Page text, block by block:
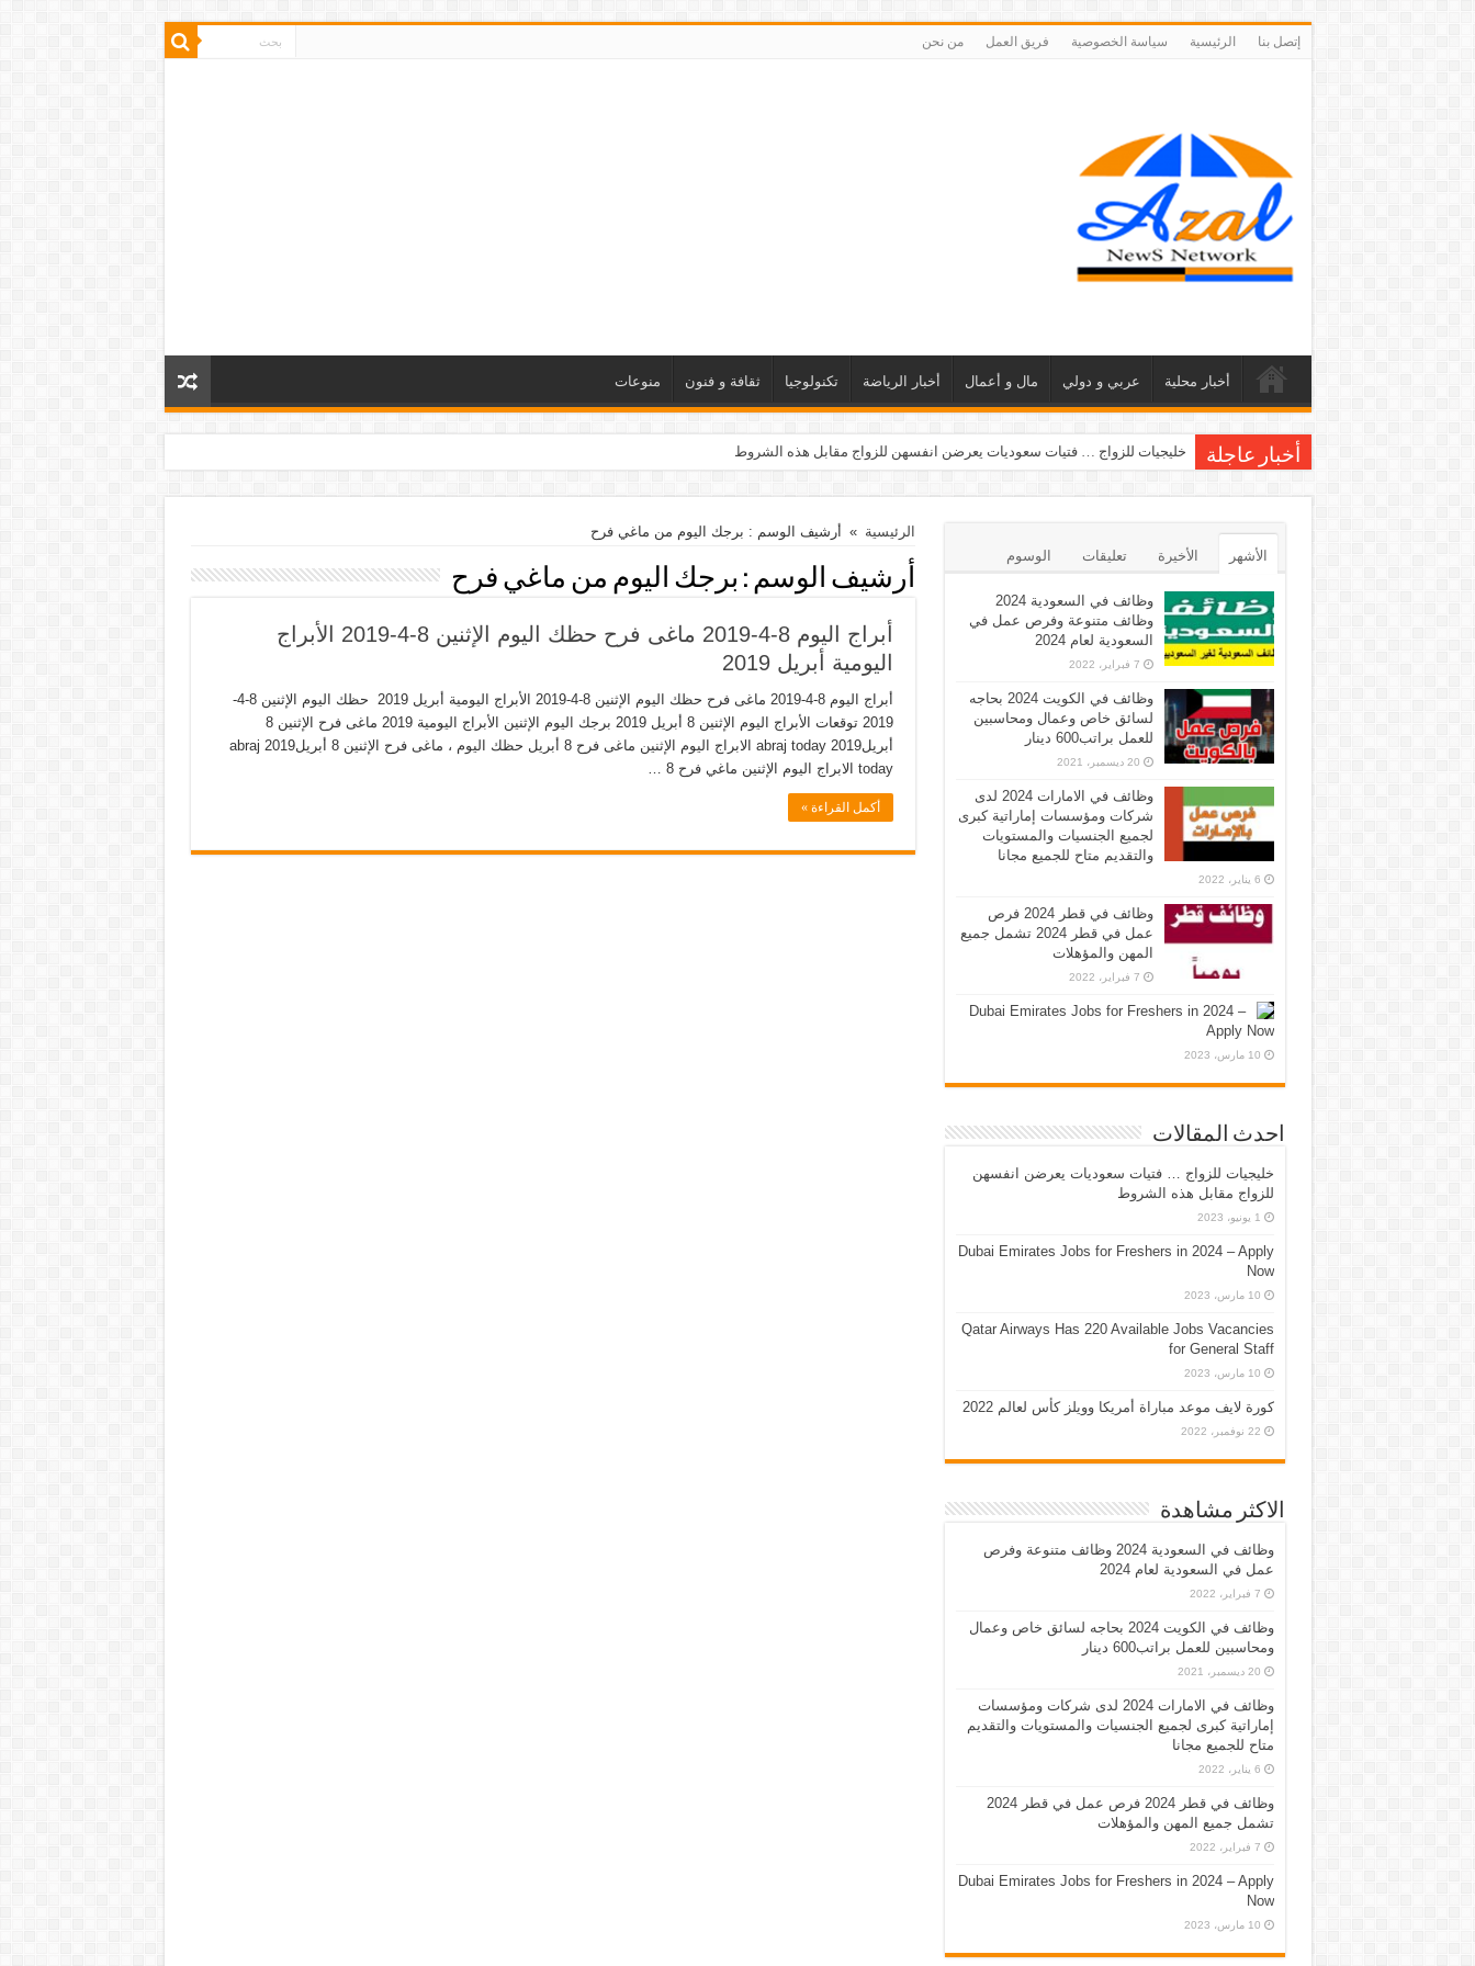
إتصل بنا الرئيسية سياسة الخصوصية فريق العمل من نحن
أخبار محلية عربي و دولي مال و أعمال أخبار الرياضة تكنولوجيا ثقافة و فنون منوعات
أخبار عاجلة خليجيات للزواج … فتيات سعوديات يعرضن انفسهن للزواج مقابل هذه الشروط
الرئيسية » أرشيف الوسم : برجك اليوم من ماغي فرح
أرشيف الوسم : برجك اليوم من ماغي فرح
أبراج اليوم 8-4-2019 ماغى فرح حظك اليوم الإثنين 8-4-2019 الأبراج
اليومية أبريل 2019
أبراج اليوم 8-4-2019 ماغى فرح حظك اليوم الإثنين 8-4-2019 الأبراج اليومية أبريل 2019 حظك اليوم الإثنين 8-4-
2019 توقعات الأبراج اليوم الإثنين 8 أبريل 2019 برجك اليوم الإثنين الأبراج اليومية 2019 ماغى فرح الإثنين 8
أبريل2019 abraj today الابراج اليوم الإثنين ماغى فرح 8 أبريل حظك اليوم ، ماغى فرح الإثنين 8 أبريل2019 abraj
today الابراج اليوم الإثنين ماغي فرح 8 …
أكمل القراءة »
الأشهر الأخيرة تعليقات الوسوم
وظائف في السعودية 2024
وظائف متنوعة وفرص عمل في
السعودية لعام 2024
7 فبراير، 2022
وظائف في الكويت 2024 بحاجه
لسائق خاص وعمال ومحاسبين
للعمل براتب600 دينار
20 ديسمبر، 2021
وظائف في الامارات 2024 لدى
شركات ومؤسسات إماراتية كبرى
لجميع الجنسيات والمستويات
والتقديم متاح للجميع مجانا
6 يناير، 2022
وظائف في قطر 2024 فرص
عمل في قطر 2024 تشمل جميع
المهن والمؤهلات
7 فبراير، 2022
Dubai Emirates Jobs for Freshers in 2024 –
Apply Now
10 مارس، 2023
احدث المقالات
خليجيات للزواج … فتيات سعوديات يعرضن انفسهن
للزواج مقابل هذه الشروط
1 يونيو، 2023
Dubai Emirates Jobs for Freshers in 2024 – Apply
Now
10 مارس، 2023
Qatar Airways Has 220 Available Jobs Vacancies
for General Staff
10 مارس، 2023
كورة لايف موعد مباراة أمريكا وويلز كأس لعالم 2022
22 نوفمبر، 2022
الاكثر مشاهدة
وظائف في السعودية 2024 وظائف متنوعة وفرص
عمل في السعودية لعام 2024
7 فبراير، 2022
وظائف في الكويت 2024 بحاجه لسائق خاص وعمال
ومحاسبين للعمل براتب600 دينار
20 ديسمبر، 2021
وظائف في الامارات 2024 لدى شركات ومؤسسات
إماراتية كبرى لجميع الجنسيات والمستويات والتقديم
متاح للجميع مجانا
6 يناير، 2022
وظائف في قطر 2024 فرص عمل في قطر 2024
تشمل جميع المهن والمؤهلات
7 فبراير، 2022
Dubai Emirates Jobs for Freshers in 2024 – Apply
Now
10 مارس، 2023